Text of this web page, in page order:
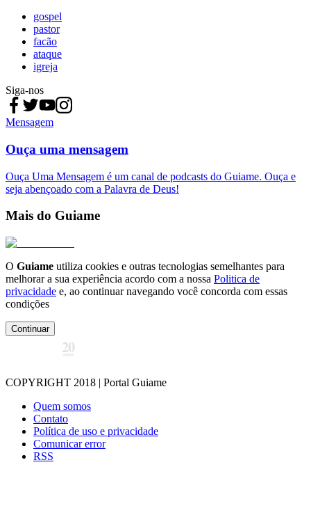
gospel
pastor
facão
ataque
igreja
Siga-nos
Mensagem
Ouça uma mensagem
Ouça Uma Mensagem é um canal de podcasts do Guiame. Ouça e
seja abençoado com a Palavra de Deus!
Mais do Guiame
O Guiame utiliza cookies e outras tecnologias semelhantes para
melhorar a sua experiência acordo com a nossa Politica de
privacidade e, ao continuar navegando você concorda com essas
condições
Continuar
COPYRIGHT 2018 | Portal Guiame
Quem somos
Contato
Política de uso e privacidade
Comunicar error
RSS